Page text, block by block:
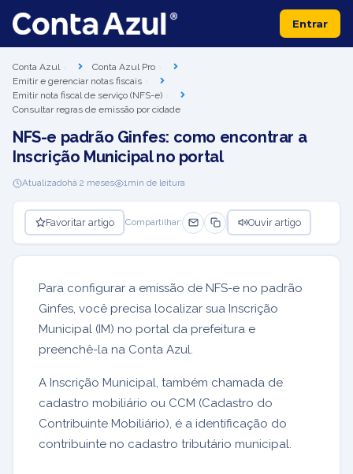
Entrar
Conta Azul
Conta Azul Pro
Emitir e gerenciar notas fiscais
Emitir nota fiscal de serviço (NFS-e)
Consultar regras de emissão por cidade
NFS-e padrão Ginfes: como encontrar a
Inscrição Municipal no portal
Atualizadohá 2 meses 1min de leitura
Favoritar artigo Compartilhar: Ouvir artigo
Para configurar a emissão de NFS-e no padrão
Ginfes, você precisa localizar sua Inscrição
Municipal (IM) no portal da prefeitura e
preenchê-la na Conta Azul.
A Inscrição Municipal, também chamada de
cadastro mobiliário ou CCM (Cadastro do
Contribuinte Mobiliário), é a identificação do
contribuinte no cadastro tributário municipal.